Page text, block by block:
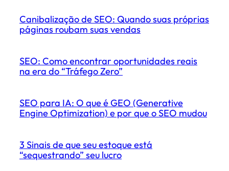
Canibalização de SEO: Quando suas próprias
páginas roubam suas vendas
SEO: Como encontrar oportunidades reais
na era do “Tráfego Zero”
SEO para IA: O que é GEO (Generative
Engine Optimization) e por que o SEO mudou
3 Sinais de que seu estoque está
“sequestrando” seu lucro